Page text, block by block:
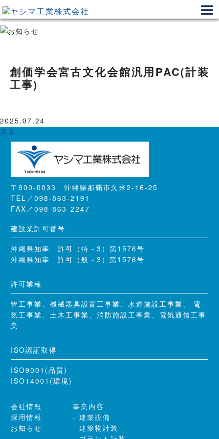
創価学会宮古文化会館汎用PAC(計装
工事)
2025.07.24
戻る
〒900-0033 沖縄県那覇市久米2-16-25
TEL／098-863-2191
FAX／098-863-2247
建設業許可番号
沖縄県知事 許可（特－3）第1576号
沖縄県知事 許可（般－3）第1576号
許可業種
管工事業、機械器具設置工事業、水道施設工事業、 電
気工事業、土木工事業、消防施設工事業、電気通信工事
業
ISO認証取得
ISO9001(品質)
ISO14001(環境)
会社情報
採用情報
お知らせ
事業内容
建築設備
建築物計装